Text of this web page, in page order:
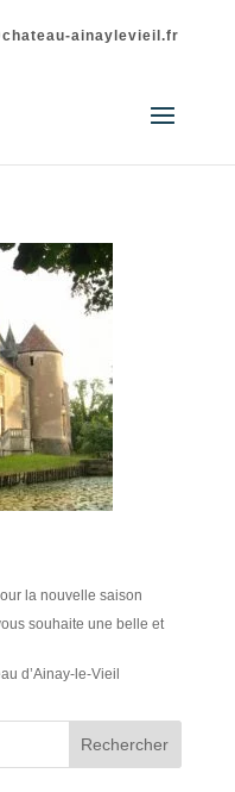
ainaylevieil.fr
la nouvelle saison
souhaite une belle et
d’Ainay-le-Vieil